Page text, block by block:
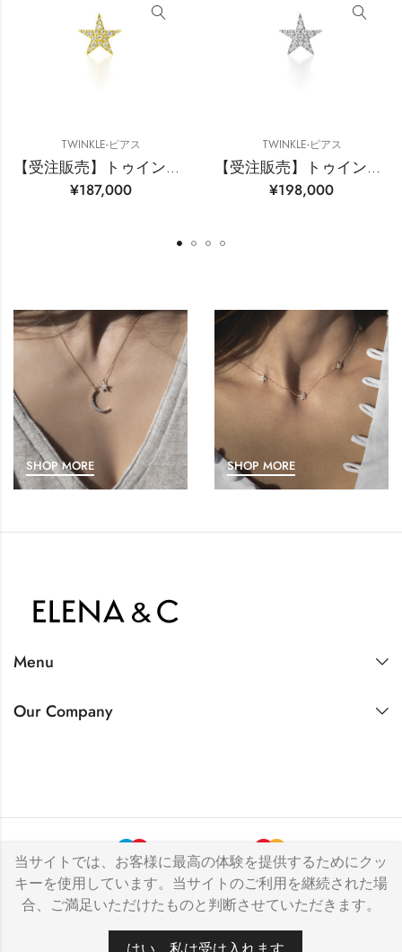
TWINKLE-ピアス
【受注販売】トゥインクルスター エシカルダイヤピアス(片耳分) YG
¥187,000
TWINKLE-ピアス
【受注販売】トゥインクルスター エシカルダイヤピアス(片耳分) WG
¥198,000
SHOP MORE SHOP MORE
Menu
Our Company
© 2026 byElena&CAll Rights Reserved.
0
当サイトでは、お客様に最高の体験を提供するためにクッ
キーを使用しています。当サイトのご利用を継続された場
合、ご満足いただけたものと判断させていただきます。